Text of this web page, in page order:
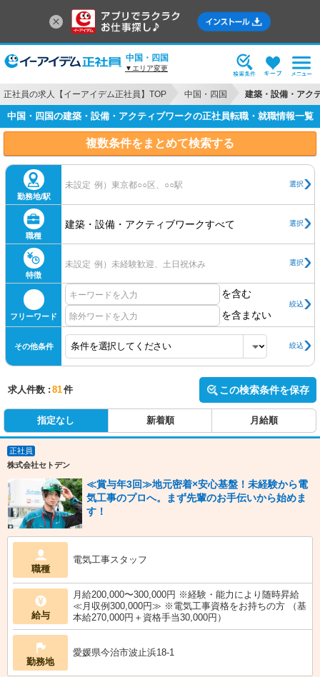
中国・四国
▼エリア変更
正社員の求人【イーアイデム正社員】TOP 中国・四国 建築・設備・アク
中国・四国の建築・設備・アクティブワークの正社員転職・就職情報一覧
複数条件をまとめて検索する
勤務地/駅
未設定 例）東京都○○区、○○駅 選択
職種
建築・設備・アクティブワークすべて 選択
特徴
未設定 例）未経験歓迎、土日祝休み 選択
フリーワード
を含む
を含まない
絞込
その他条件 絞込
求人件数 : 81件 この検索条件を保存
指定なし 新着順 月給順
正社員
株式会社セトデン
≪賞与年3回≫地元密着×安心基盤！未経験から電
気工事のプロへ。まず先輩のお手伝いから始めま
す！
職種
電気工事スタッフ
給与
月給200,000〜300,000円 ※経験・能力により随時昇給
≪月収例300,000円≫ ※電気工事資格をお持ちの方 （基
本給270,000円＋資格手当30,000円）
勤務地
愛媛県今治市波止浜18-1